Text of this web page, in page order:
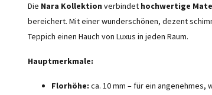
Die Nara Kollektion verbindet hochwertige
bereichert. Mit einer wunderschönen, dezent
Teppich einen Hauch von Luxus in jeden Raum.
Hauptmerkmale:
Florhöhe: ca. 10 mm – für ein angenehmes,